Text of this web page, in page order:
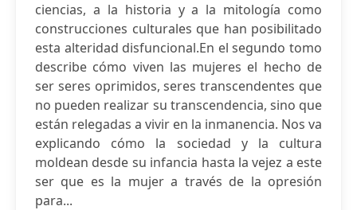
ciencias, a la historia y a la mitología como
construcciones culturales que han posibilitado
esta alteridad disfuncional.En el segundo tomo
describe cómo viven las mujeres el hecho de
ser seres oprimidos, seres transcendentes que
no pueden realizar su transcendencia, sino que
están relegadas a vivir en la inmanencia. Nos va
explicando cómo la sociedad y la cultura
moldean desde su infancia hasta la vejez a este
ser que es la mujer a través de la opresión
para...